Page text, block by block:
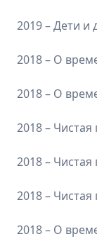
2019 – Дети и
2018 – О
2018 – О
2018 –
2018 –
2018 –
2018 – О